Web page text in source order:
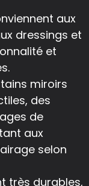
aux
dressings et
et
miroirs
des
de
aux
selon
très durables,